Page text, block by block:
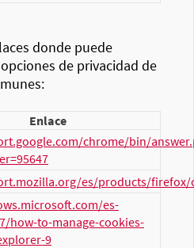
donde puede
de privacidad de
Enlace
chrome/bin/
es/products/firefox/
es-
how-to-manage-cookies-
9